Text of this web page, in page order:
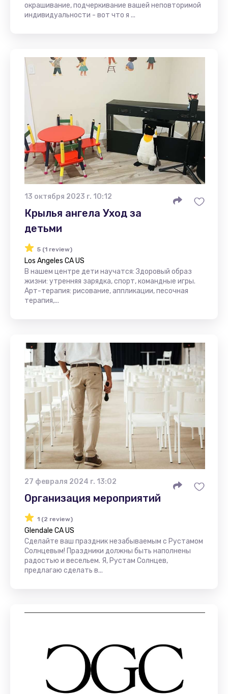
окрашивание, подчеркивание вашей неповторимой
индивидуальности - вот что я ...
13 октября 2023 г. 10:12
Крылья ангела Уход за
детьми
5 (1 review)
Los Angeles CA US
В нашем центре дети научатся: Здоровый образ
жизни: утренняя зарядка, спорт, командные игры.
Арт-терапия: рисование, аппликации, песочная
терапия,...
27 февраля 2024 г. 13:02
Организация мероприятий
1 (2 review)
Glendale CA US
Сделайте ваш праздник незабываемым с Рустамом
Солнцевым! Праздники должны быть наполнены
радостью и весельем. Я, Рустам Солнцев,
предлагаю сделать в...